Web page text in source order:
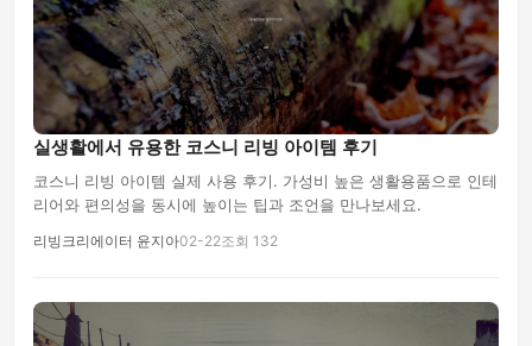
실생활에서 유용한 코스니 리빙 아이템 후기
코스니 리빙 아이템 실제 사용 후기. 가성비 높은 생활용품으로 인테
리어와 편의성을 동시에 높이는 팁과 조언을 만나보세요.
리빙크리에이터 윤지아02-22조회 132